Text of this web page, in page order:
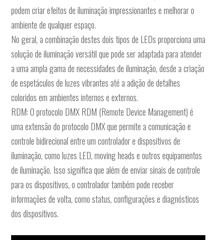
podem criar efeitos de iluminação impressionantes e melhorar o
ambiente de qualquer espaço.
No geral, a combinação destes dois tipos de LEDs proporciona uma
solução de iluminação versátil que pode ser adaptada para atender
a uma ampla gama de necessidades de iluminação, desde a criação
de espetáculos de luzes vibrantes até a adição de detalhes
coloridos em ambientes internos e externos.
RDM: O protocolo DMX RDM (Remote Device Management) é
uma extensão do protocolo DMX que permite a comunicação e
controle bidirecional entre um controlador e dispositivos de
iluminação, como luzes LED, moving heads e outros equipamentos
de iluminação. Isso significa que além de enviar sinais de controle
para os dispositivos, o controlador também pode receber
informações de volta, como status, configurações e diagnósticos
dos dispositivos.